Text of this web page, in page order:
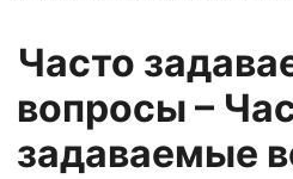
Часто
вопросы –
задаваемые